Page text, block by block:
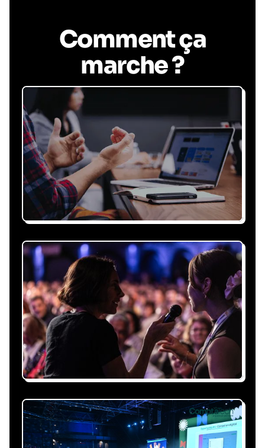
Comment ça
marche ?
Recevez une proposition
sous 24h
Expliquez-nous vos besoins, on vous répond
sous 24h avec une proposition
personnalisée, claire et adaptée à votre
événement et à vos contraintes.
Nous nous occupons de
tout